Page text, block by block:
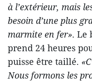
à l’extérieur, mais
besoin d’une plus
marmite en fer». Le
prend 24 heures
puisse être taillé.
Nous formons les